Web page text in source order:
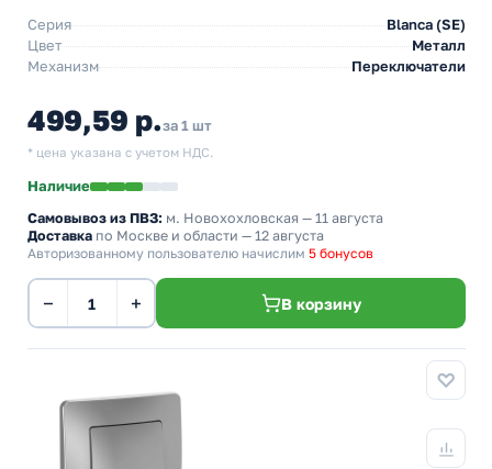
Серия
Blanca (SE)
Цвет
Металл
Механизм
Переключатели
499,59 р.за 1 шт
* цена указана с учетом НДС.
Наличие
Самовывоз из ПВЗ: м. Новохохловская — 11 августа
Доставка по Москве и области — 12 августа
Авторизованному пользователю начислим 5 бонусов
− + В корзину